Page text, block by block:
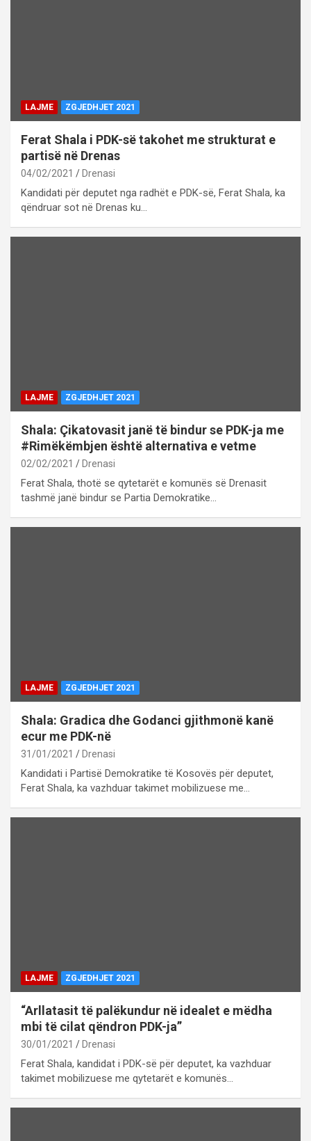
LAJME ZGJEDHJET 2021
Ferat Shala i PDK-së takohet me strukturat e
partisë në Drenas
04/02/2021 Drenasi
Kandidati për deputet nga radhët e PDK-së, Ferat Shala, ka
qëndruar sot në Drenas ku…
LAJME ZGJEDHJET 2021
Shala: Çikatovasit janë të bindur se PDK-ja me
#Rimëkëmbjen është alternativa e vetme
02/02/2021 Drenasi
Ferat Shala, thotë se qytetarët e komunës së Drenasit
tashmë janë bindur se Partia Demokratike…
LAJME ZGJEDHJET 2021
Shala: Gradica dhe Godanci gjithmonë kanë
ecur me PDK-në
31/01/2021 Drenasi
Kandidati i Partisë Demokratike të Kosovës për deputet,
Ferat Shala, ka vazhduar takimet mobilizuese me…
LAJME ZGJEDHJET 2021
“Arllatasit të palëkundur në idealet e mëdha
mbi të cilat qëndron PDK-ja”
30/01/2021 Drenasi
Ferat Shala, kandidat i PDK-së për deputet, ka vazhduar
takimet mobilizuese me qytetarët e komunës…